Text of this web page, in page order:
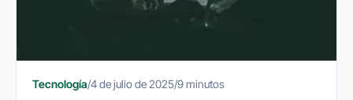
Tecnología/4 de julio de 2025/9 minutos